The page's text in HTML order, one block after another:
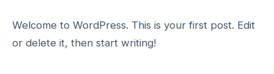
Welcome to WordPress. This is your first post. Edit
or delete it, then start writing!